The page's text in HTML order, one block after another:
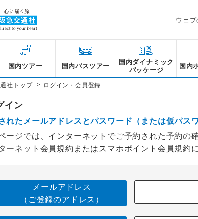
ウェ
国内ツアー 国内バスツアー
国内ダイナミック
パッケージ
国内
社トップ > ログイン・会員登録
イン
れたメールアドレスとパスワード（または仮パス
ージでは、インターネットでご予約された予約の
ーネット会員規約またはスマホポイント会員規約
メールアドレス
（ご登録のアドレス）